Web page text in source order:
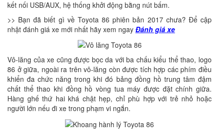
kết nối USB/AUX, hệ thống khởi động bằng nút bấm.
>> Bạn đã biết gì về Toyota 86 phiên bản 2017 chưa? Để cập
nhật đánh giá xe mới nhất hãy xem ngay Đánh giá xe
Vô-lăng của xe cũng được bọc da với ba chấu kiểu thể thao, logo
86 ở giữa, ngoài ra trên vô-lăng còn được tích hợp các phím điều
khiển đa chức năng trong khi đó bảng đồng hồ trung tâm đậm
chất thể thao khi đồng hồ vòng tua máy được đặt chính giữa.
Hàng ghế thứ hai khá chật hẹp, chỉ phù hợp với trẻ nhỏ hoặc
người lớn nếu đi xe trong phạm vi ngắn.